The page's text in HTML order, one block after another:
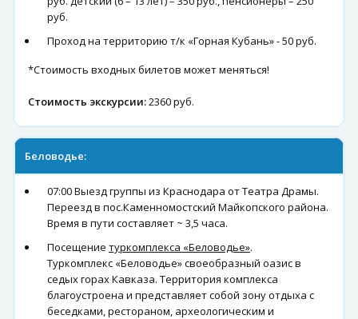
руб.
Проход на территорию т/к «Горная Кубань» - 50 руб.
*Стоимость входных билетов может меняться!
Стоимость экскурсии:2360 руб.
Беловодье:
07:00 Выезд группы из Краснодара от Театра Драмы.
Переезд в пос.Каменномостский Майкопского района.
Время в пути составляет ~ 3,5 часа.
Посещение туркомплекса «Беловодье».
Туркомплекс «Беловодье» своеобразный оазис в
седых горах Кавказа. Территория комплекса
благоустроена и представляет собой зону отдыха с
беседками, рестораном, археологическим и